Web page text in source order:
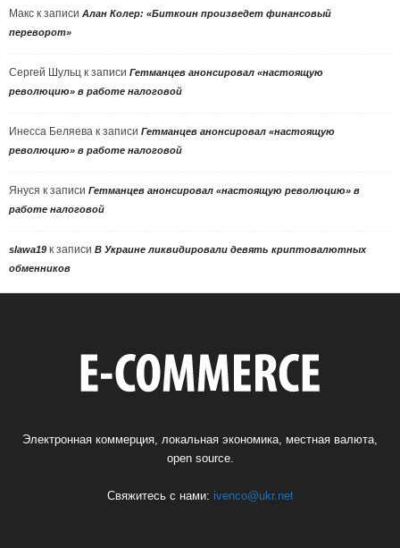
Макс к записи Алан Колер: «Биткоин произведет финансовый
переворот»
Сергей Шульц к записи Гетманцев анонсировал «настоящую
революцию» в работе налоговой
Инесса Беляева к записи Гетманцев анонсировал «настоящую
революцию» в работе налоговой
Януся к записи Гетманцев анонсировал «настоящую революцию» в
работе налоговой
slawa19 к записи В Украине ликвидировали девять криптовалютных
обменников
Электронная коммерция, локальная экономика, местная валюта,
open source.
Свяжитесь с нами: ivenco@ukr.net